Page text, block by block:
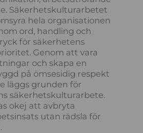
Säkerhetskulturarbetet
hela organisationen
ord, handling och
för säkerhetens
Genom att vara
och skapa en
på ömsesidig respekt
läggs grunden för
säkerhetskulturarbete.
okej att avbryta
utan rädsla för